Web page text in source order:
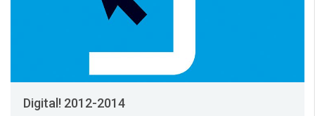
Digital! 2012-2014